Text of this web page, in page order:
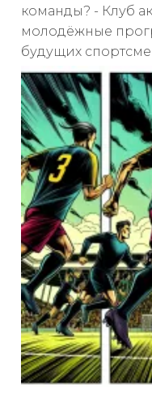
команды? - Клуб
молодёжные
будущих